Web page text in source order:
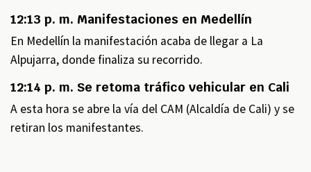
12:13 p. m. Manifestaciones en Medellín
En Medellín la manifestación acaba de llegar a La
Alpujarra, donde finaliza su recorrido.
12:14 p. m. Se retoma tráfico vehicular en Cali
A esta hora se abre la vía del CAM (Alcaldía de Cali) y se
retiran los manifestantes.